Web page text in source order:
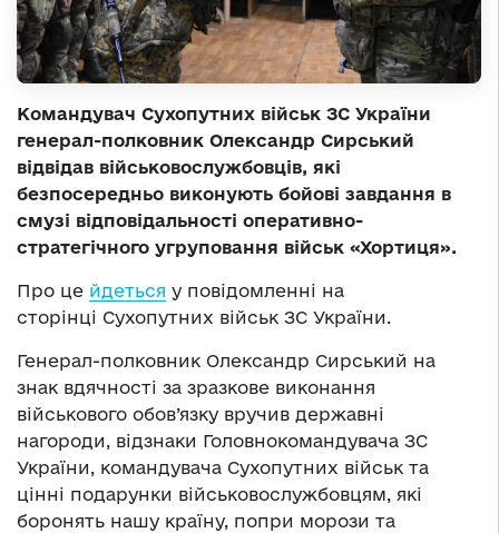
Командувач Сухопутних військ ЗС України
генерал-полковник Олександр Сирський
відвідав військовослужбовців, які
безпосередньо виконують бойові завдання в
смузі відповідальності оперативно-
стратегічного угруповання військ «Хортиця».
Про це йдеться у повідомленні на
сторінці Сухопутних військ ЗС України.
Генерал-полковник Олександр Сирський на
знак вдячності за зразкове виконання
військового обов’язку вручив державні
нагороди, відзнаки Головнокомандувача ЗС
України, командувача Сухопутних військ та
цінні подарунки військовослужбовцям, які
боронять нашу країну, попри морози та